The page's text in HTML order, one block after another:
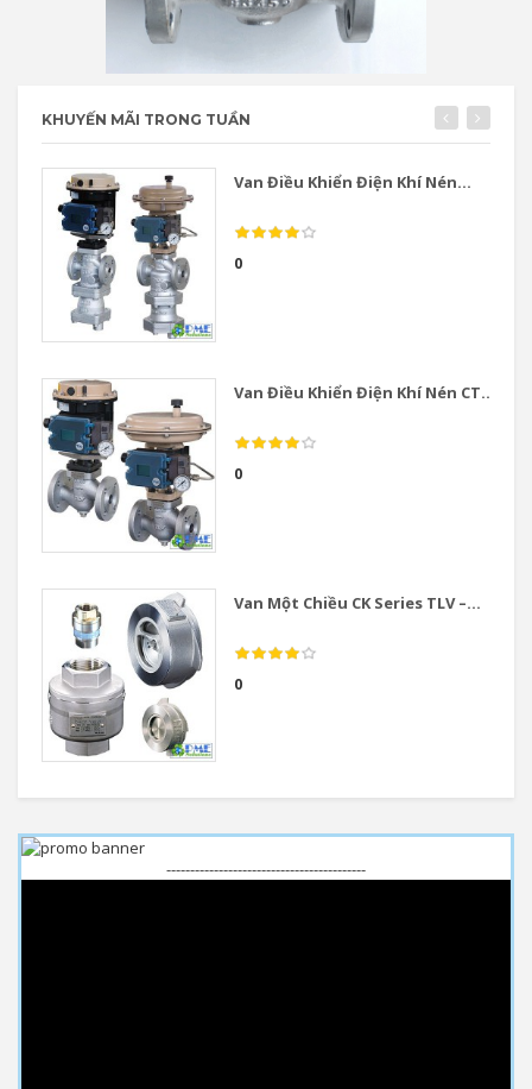
KHUYẾN MÃI TRONG TUẦN
Van Điều Khiển Điện Khí Nén...
0
Van Điều Khiển Điện Khí Nén CT...
0
Van Một Chiều CK Series TLV –...
0
------------------------------------------